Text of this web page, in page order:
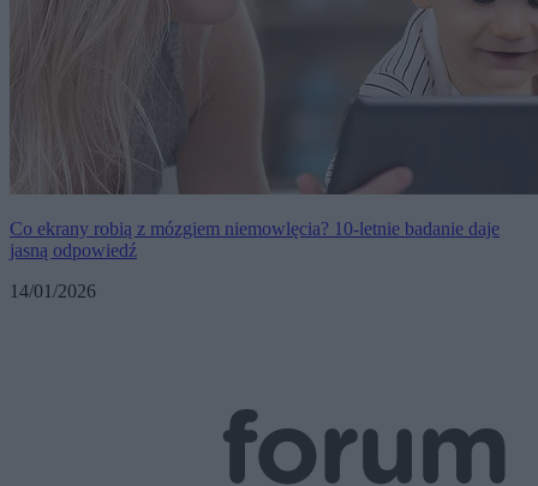
Co ekrany robią z mózgiem niemowlęcia? 10-letnie badanie daje
jasną odpowiedź
14/01/2026